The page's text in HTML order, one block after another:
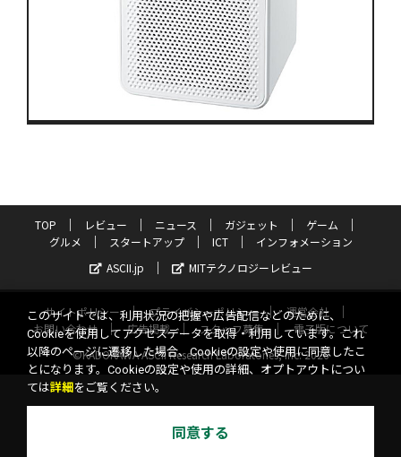
TOP レビュー ニュース ガジェット
ゲーム
グルメ
スタートアップ ICT
インフォメーション
ASCII.jp
MITテクノロジーレビュー
サイトポリシー プライバシーポリシー
運営会社
お問い合わせ
広告掲載 スタッフ募集
電子版について
©KADOKAWA ASCII Research Laboratories, Inc. 2026
このサイトでは、利用状況の把握や広告配信などのために、
Cookieを使用してアクセスデータを取得・利用しています。これ
以降のページに遷移した場合、Cookieの設定や使用に同意したこ
とになります。Cookieの設定や使用の詳細、オプトアウトについ
ては詳細 をご覧ください。
同意する